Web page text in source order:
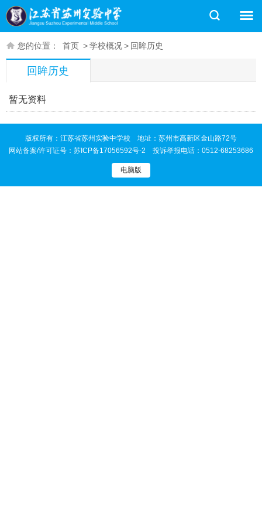
您的位置： 首页 >学校概况> 回眸历史
回眸历史
暂无资料
版权所有：江苏省苏州实验中学校 地址：苏州市高新区金山路72号
网站备案/许可证号： 苏ICP备17056592号-2 投诉举报电话：0512-68253686
电脑版